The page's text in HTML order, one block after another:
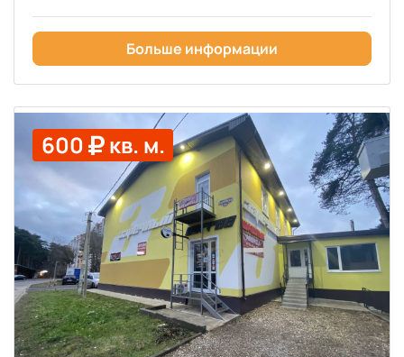
Больше информации
600 кв. м.